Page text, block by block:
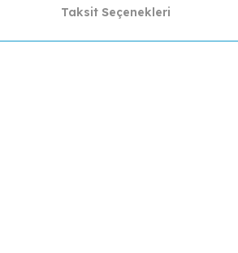
Taksit Seçenekleri